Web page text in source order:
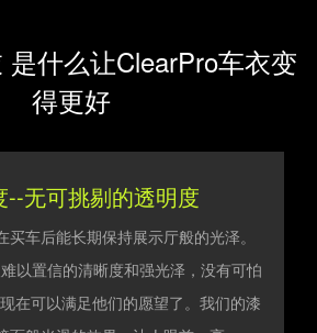
什么让ClearPro车衣变
得更好
--无可挑剔的透明度
车后能长期保持展示厅般的光泽。
以置信的清晰度和强光泽，没有可怕
在可以满足他们的愿望了。我们的漆